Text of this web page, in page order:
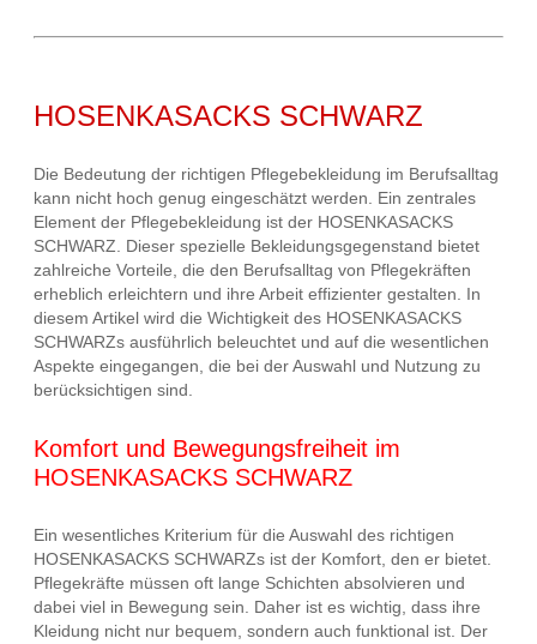
HOSENKASACKS SCHWARZ
Die Bedeutung der richtigen Pflegebekleidung im Berufsalltag
kann nicht hoch genug eingeschätzt werden. Ein zentrales
Element der Pflegebekleidung ist der HOSENKASACKS
SCHWARZ. Dieser spezielle Bekleidungsgegenstand bietet
zahlreiche Vorteile, die den Berufsalltag von Pflegekräften
erheblich erleichtern und ihre Arbeit effizienter gestalten. In
diesem Artikel wird die Wichtigkeit des HOSENKASACKS
SCHWARZs ausführlich beleuchtet und auf die wesentlichen
Aspekte eingegangen, die bei der Auswahl und Nutzung zu
berücksichtigen sind.
Komfort und Bewegungsfreiheit im
HOSENKASACKS SCHWARZ
Ein wesentliches Kriterium für die Auswahl des richtigen
HOSENKASACKS SCHWARZs ist der Komfort, den er bietet.
Pflegekräfte müssen oft lange Schichten absolvieren und
dabei viel in Bewegung sein. Daher ist es wichtig, dass ihre
Kleidung nicht nur bequem, sondern auch funktional ist. Der